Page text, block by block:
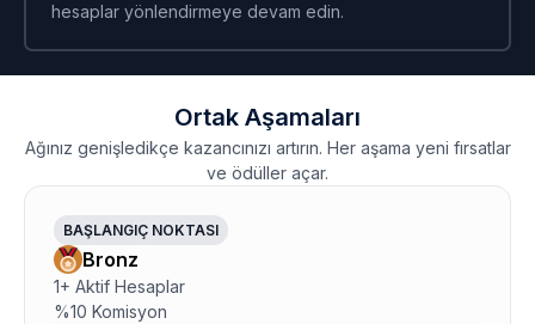
hesaplar yönlendirmeye devam edin.
Ortak Aşamaları
Ağınız genişledikçe kazancınızı artırın. Her aşama yeni fırsatlar
ve ödüller açar.
BAŞLANGIÇ NOKTASI
Bronz
1+ Aktif Hesaplar
%10 Komisyon